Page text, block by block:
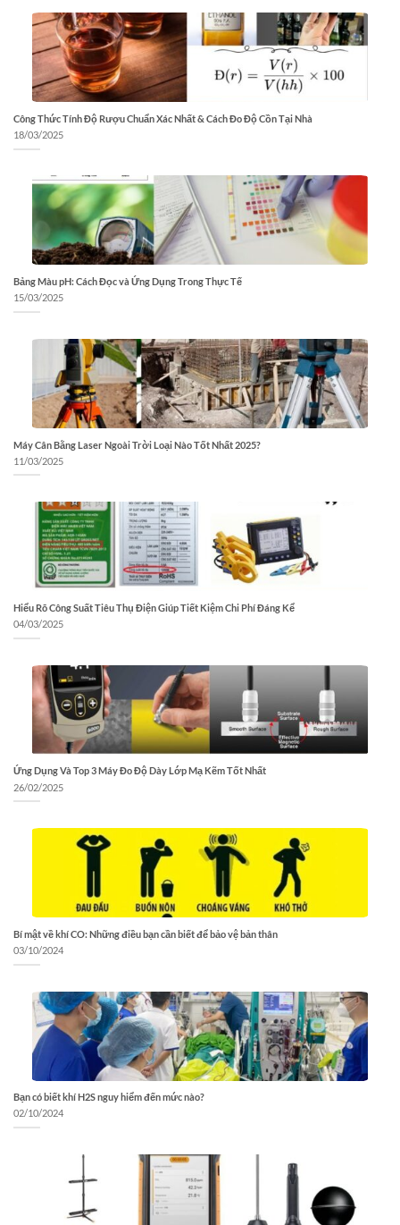
Công Thức Tính Độ Rượu Chuẩn Xác Nhất & Cách Đo Độ Cồn Tại Nhà
18/03/2025
Bảng Màu pH: Cách Đọc và Ứng Dụng Trong Thực Tế
15/03/2025
Máy Cân Bằng Laser Ngoài Trời Loại Nào Tốt Nhất 2025?
11/03/2025
Hiểu Rõ Công Suất Tiêu Thụ Điện Giúp Tiết Kiệm Chi Phí Đáng Kể
04/03/2025
Ứng Dụng Và Top 3 Máy Đo Độ Dày Lớp Mạ Kẽm Tốt Nhất
26/02/2025
Bí mật về khí CO: Những điều bạn cần biết để bảo vệ bản thân
03/10/2024
Bạn có biết khí H2S nguy hiểm đến mức nào?
02/10/2024